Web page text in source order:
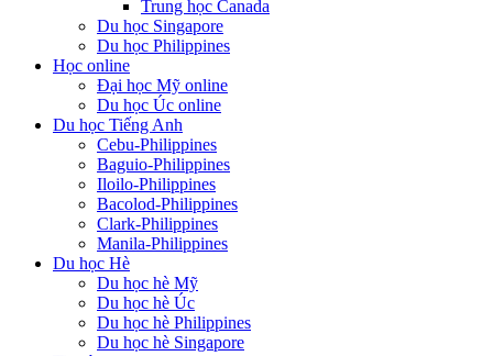
Trung học Canada
Du học Singapore
Du học Philippines
Học online
Đại học Mỹ online
Du học Úc online
Du học Tiếng Anh
Cebu-Philippines
Baguio-Philippines
Iloilo-Philippines
Bacolod-Philippines
Clark-Philippines
Manila-Philippines
Du học Hè
Du học hè Mỹ
Du học hè Úc
Du học hè Philippines
Du học hè Singapore